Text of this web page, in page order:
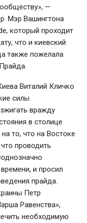
», —
Мэр Вашингтона
который проходит
что и киевский
также пожелала
Виталий Кличко
силы
вражду
в столице
то, что на Востоке
проводить
и просил
прайда.
Петр
Равенства»,
необходимую